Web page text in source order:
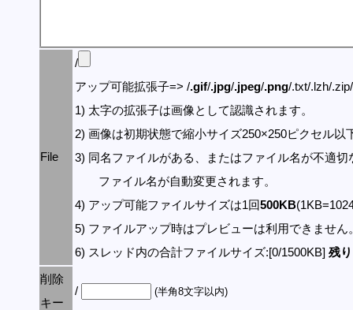
File
/
アップ可能拡張子=> /.gif/.jpg/.jpeg/.png/.txt/.lzh/
1) 太字の拡張子は画像として認識されます。
2) 画像は初期状態で縮小サイズ250×250ピクセル以
3) 同名ファイルがある、またはファイル名が不適切
ファイル名が自動変更されます。
4) アップ可能ファイルサイズは1回500KB
5) ファイルアップ時はプレビューは利用できません
6) スレッド内の合計ファイルサイズ:[0/1500KB] 残
削除
キー
/ (半角8文字以内)